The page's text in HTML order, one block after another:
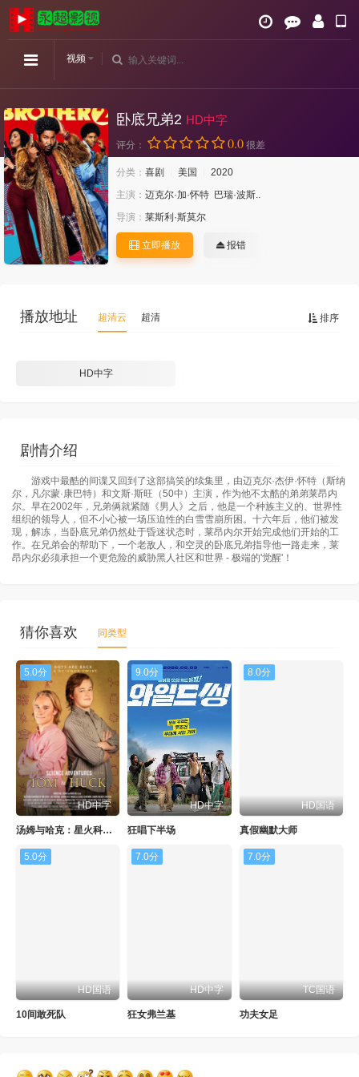
视频
卧底兄弟2 HD中字
评分： 0.0 很差
分类： 喜剧 美国
2020
主演： 迈克尔·加·怀特 巴瑞·波斯..
导演： 莱斯利·斯莫尔
立即播放 报错
排序
播放地址 超清云 超清
HD中字
剧情介绍
游戏中最酷的间谍又回到了这部搞笑的续集里，由迈克尔·杰伊·怀特（斯纳
尔，凡尔蒙·康巴特）和文斯·斯旺（50中）主演，作为他不太酷的弟弟莱昂内
尔。早在2002年，兄弟俩就紧随《男人》之后，他是一个种族主义的、世界性
组织的领导人，但不小心被一场压迫性的白雪雪崩所困。十六年后，他们被发
现，解冻，当卧底兄弟仍然处于昏迷状态时，莱昂内尔开始完成他们开始的工
作。在兄弟会的帮助下，一个老敌人，和空灵的卧底兄弟指导他一路走来，莱
昂内尔必须承担一个更危险的威胁黑人社区和世界 - 极端的'觉醒'！
猜你喜欢 同类型
5.0分
HD中字
汤姆与哈克：星火科学历险记
9.0分
HD中字
狂唱下半场
8.0分
HD国语
真假幽默大师
5.0分
HD国语
10间敢死队
7.0分
HD中字
狂女弗兰基
7.0分
TC国语
功夫女足